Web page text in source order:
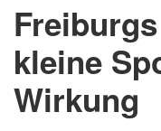
kleine
Wirkung